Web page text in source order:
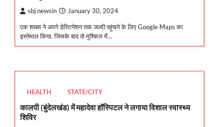
sbj newsin January 30, 2024
एक शख्स ने अपने डेस्टिनेशन तक जल्दी पहुंचने के लिए Google Maps का
इस्तेमाल किया. जिसके बाद वो मुश्किल में…
HEALTH STATE/CITY
कालपी (बुंदेलखंड) में महादेवा हॉस्पिटल ने लगाया विशाल स्वास्थ्य
शिविर